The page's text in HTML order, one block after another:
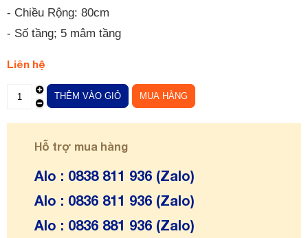
- Chiều Rộng: 80cm
- Số tầng; 5 mâm tầng
Liên hệ
Hỗ trợ mua hàng
Alo : 0838 811 936 (Zalo)
Alo : 0836 811 936 (Zalo)
Alo : 0836 881 936 (Zalo)